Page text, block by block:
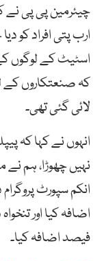
چیئرمین پی پی نے
ارب پتی افراد کو
اسٹیٹ کے لوگوں
کہ صنعتکاروں کے
لائی گئی تھی۔
انہوں نے کہا کہ
نہیں چھوڑا، ہم
انکم سپورٹ
فیصد اضافہ کیا۔